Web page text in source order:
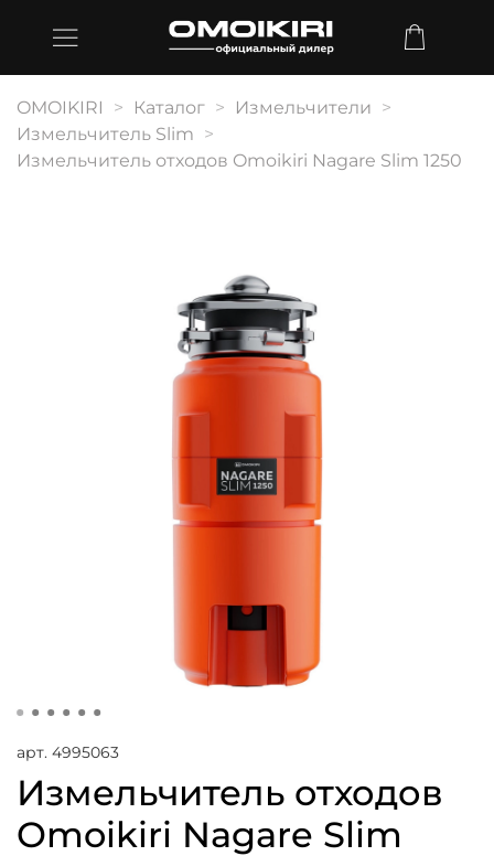
OMOIKIRI Каталог
Измельчители
Измельчитель Slim
Измельчитель отходов Omoikiri Nagare Slim 1250
арт. 4995063
Измельчитель отходов
Omoikiri Nagare Slim